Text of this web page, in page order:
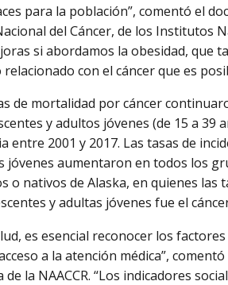
para la población”, comentó el
del Cáncer, de los Institutos
si abordamos la obesidad, que
con el cáncer que es
de mortalidad por cáncer
y adultos jóvenes (de 15 a 39
entre 2001 y 2017. Las tasas de
jóvenes aumentaron en todos los
o nativos de Alaska, en quienes las
y adultas jóvenes fue el
es esencial reconocer los
a la atención médica”,
la NAACCR. “Los indicadores